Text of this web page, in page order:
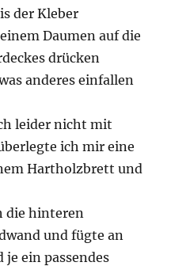
der Kleber
Daumen auf die
drücken
anderes einfallen
leider nicht mit
ich mir eine
Hartholzbrett und
die hinteren
und fügte an
je ein passendes